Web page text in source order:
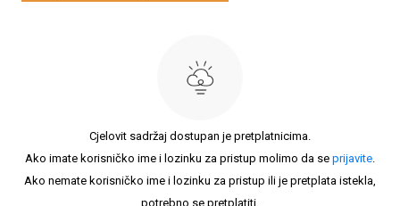
Cjelovit sadržaj dostupan je pretplatnicima.
Ako imate korisničko ime i lozinku za pristup molimo da se prijavite.
Ako nemate korisničko ime i lozinku za pristup ili je pretplata istekla,
potrebno se pretplatiti.